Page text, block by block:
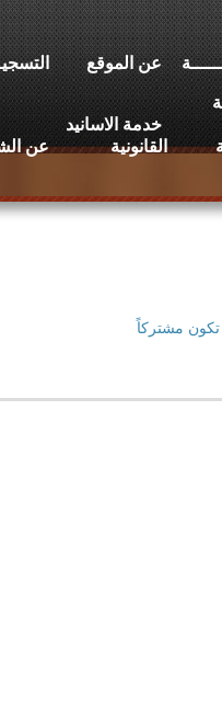
عن الموقع التسجيــــل
خدمة الاسانيد
القانونية
عن الشبكة